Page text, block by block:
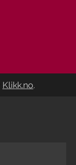
Klikk.no.